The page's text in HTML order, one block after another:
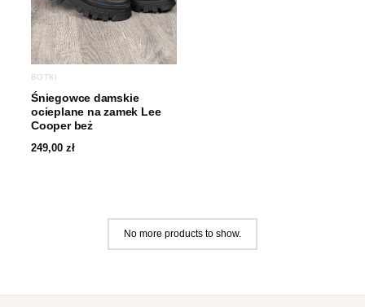
BOTKI
Śniegowce damskie
ocieplane na zamek Lee
Cooper beż
249,00 zł
No more products to show.